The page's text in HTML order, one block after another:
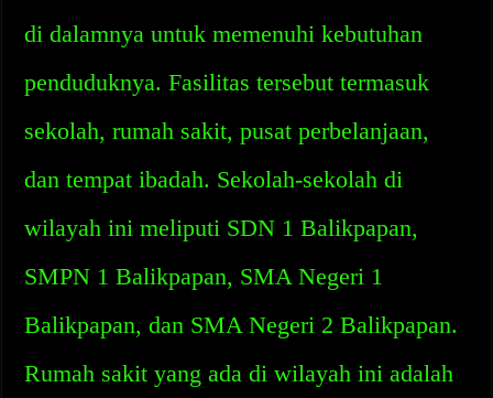
di dalamnya untuk memenuhi kebutuhan
penduduknya. Fasilitas tersebut termasuk
sekolah, rumah sakit, pusat perbelanjaan,
dan tempat ibadah. Sekolah-sekolah di
wilayah ini meliputi SDN 1 Balikpapan,
SMPN 1 Balikpapan, SMA Negeri 1
Balikpapan, dan SMA Negeri 2 Balikpapan.
Rumah sakit yang ada di wilayah ini adalah